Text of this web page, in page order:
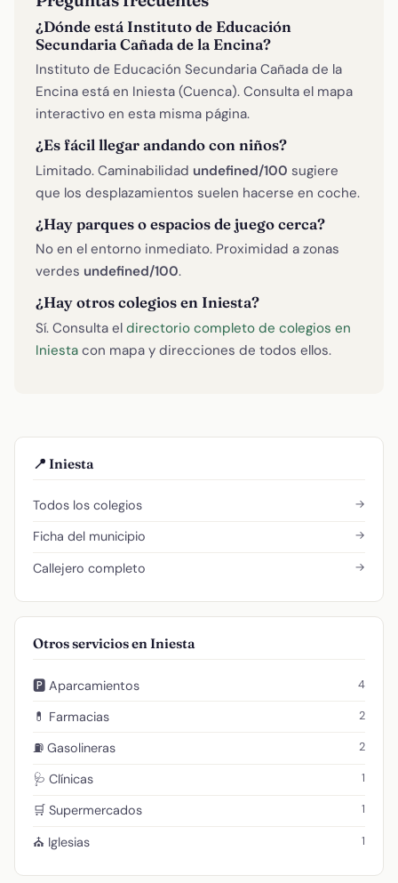
¿Dónde está Instituto de Educación
Secundaria Cañada de la Encina?
Instituto de Educación Secundaria Cañada de la
Encina está en Iniesta (Cuenca). Consulta el mapa
interactivo en esta misma página.
¿Es fácil llegar andando con niños?
Limitado. Caminabilidad undefined/100 sugiere
que los desplazamientos suelen hacerse en coche.
¿Hay parques o espacios de juego cerca?
No en el entorno inmediato. Proximidad a zonas
verdes undefined/100.
¿Hay otros colegios en Iniesta?
Sí. Consulta el directorio completo de colegios en
Iniesta con mapa y direcciones de todos ellos.
📍 Iniesta
Todos los colegios →
Ficha del municipio →
Callejero completo →
Otros servicios en Iniesta
🅿️ Aparcamientos 4
💊 Farmacias 2
⛽ Gasolineras 2
🩺 Clínicas 1
🛒 Supermercados 1
⛪ Iglesias 1